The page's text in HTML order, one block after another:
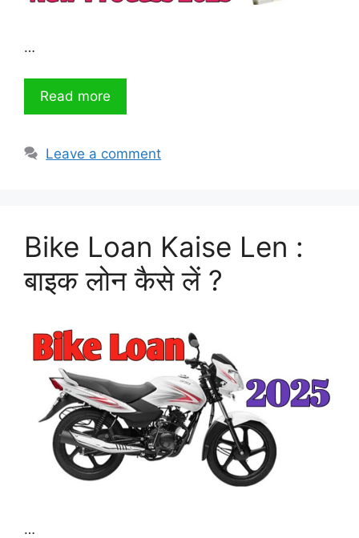
…
Read more
Leave a comment
Bike Loan Kaise Len :
बाइक लोन कैसे लें ?
…